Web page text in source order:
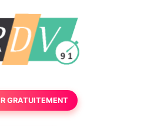
GRATUITEMENT